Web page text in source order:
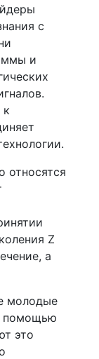
с
и
к
относятся
Z
а
молодые
помощью
это